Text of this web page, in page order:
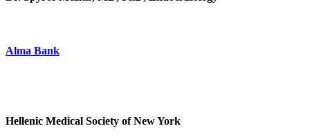
Alma Bank
Hellenic Medical Society of New York